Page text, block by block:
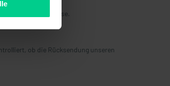
Retourenadresse.
ob die Rücksendung unseren